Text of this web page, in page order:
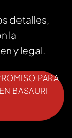
detalles,
la
y legal.
PARA
BASAURI